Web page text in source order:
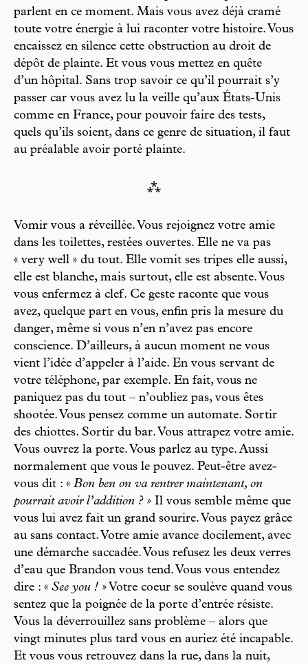
parlent en ce moment. Mais vous avez déjà cramé
toute votre énergie à lui raconter votre histoire. Vous
encaissez en silence cette obstruction au droit de
dépôt de plainte. Et vous vous mettez en quête
d’un hôpital. Sans trop savoir ce qu’il pourrait s’y
passer car vous avez lu la veille qu’aux États-Unis
comme en France, pour pouvoir faire des tests,
quels qu’ils soient, dans ce genre de situation, il faut
au préalable avoir porté plainte.
⁂
Vomir vous a réveillée. Vous rejoignez votre amie
dans les toilettes, restées ouvertes. Elle ne va pas
« very well » du tout. Elle vomit ses tripes elle aussi,
elle est blanche, mais surtout, elle est absente. Vous
vous enfermez à clef. Ce geste raconte que vous
avez, quelque part en vous, enfin pris la mesure du
danger, même si vous n’en n’avez pas encore
conscience. D’ailleurs, à aucun moment ne vous
vient l’idée d’appeler à l’aide. En vous servant de
votre téléphone, par exemple. En fait, vous ne
paniquez pas du tout – n’oubliez pas, vous êtes
shootée. Vous pensez comme un automate. Sortir
des chiottes. Sortir du bar. Vous attrapez votre amie.
Vous ouvrez la porte. Vous parlez au type. Aussi
normalement que vous le pouvez. Peut-être avez-
vous dit : « Bon ben on va rentrer maintenant, on
pourrait avoir l’addition ? » Il vous semble même que
vous lui avez fait un grand sourire. Vous payez grâce
au sans contact. Votre amie avance docilement, avec
une démarche saccadée. Vous refusez les deux verres
d’eau que Brandon vous tend. Vous vous entendez
dire : « See you ! » Votre coeur se soulève quand vous
sentez que la poignée de la porte d’entrée résiste.
Vous la déverrouillez sans problème – alors que
vingt minutes plus tard vous en auriez été incapable.
Et vous vous retrouvez dans la rue, dans la nuit,